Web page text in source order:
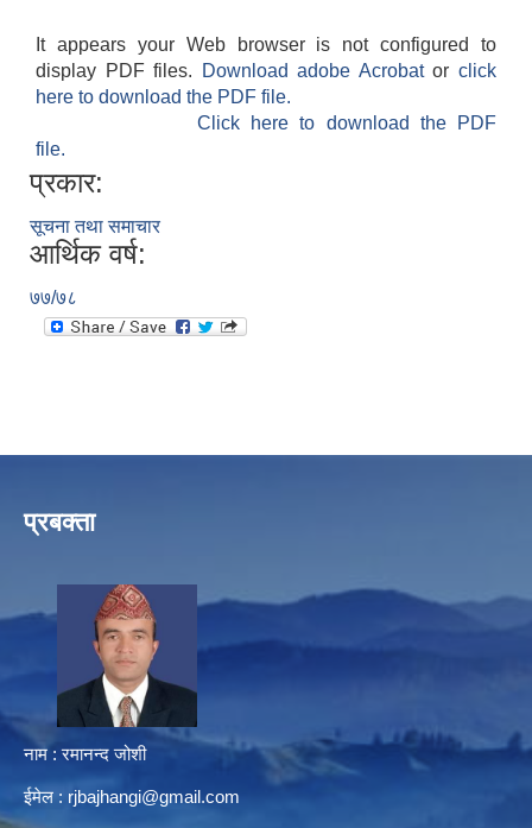
It appears your Web browser is not configured to
display PDF files.
Download adobe Acrobatorclick
here to download the PDF file.
Click here to download the PDF
file.
प्रकार:
सूचना तथा समाचार
आर्थिक वर्ष:
७७/७८
प्रबक्ता
नाम : रमानन्द जोशी
ईमेल : rjbajhangi@gmail.com